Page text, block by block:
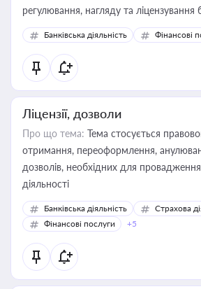
регулювання, нагляду та ліцензування
Банківська діяльність Фінансові
Ліцензії, дозволи
Про що тема: Тема стосується
отримання, переоформлення,
дозволів, необхідних для
діяльності
Банківська діяльність
Страхова
Фінансові послуги
+5